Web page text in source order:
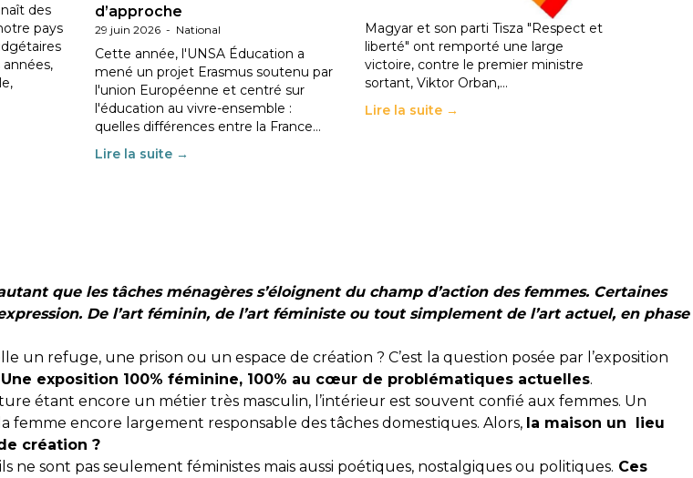
des
pays
d’approche
29 juin 2026 - National
Cette année, l'UNSA Éducation a
mené un projet Erasmus soutenu par
l'union Européenne et centré sur
l'éducation au vivre-ensemble :
quelles différences entre la France…
Lire la suite →
En Hongrie, le conservateur Peter
Magyar et son parti Tisza "Respect et
liberté" ont remporté une large
victoire, contre le premier ministre
sortant, Viktor Orban,…
Lire la suite →
que les tâches ménagères s’éloignent du champ d’action des femmes. Certaines
De l’art féminin, de l’art féministe ou tout simplement de l’art actuel, en phase
un refuge, une prison ou un espace de création ? C’est la question posée par l’exposition
Une exposition 100% féminine, 100% au cœur de problématiques actuelles.
étant encore un métier très masculin, l’intérieur est souvent confié aux femmes. Un
encore largement responsable des tâches domestiques. Alors, la maison un lieu
création ?
ne sont pas seulement féministes mais aussi poétiques, nostalgiques ou politiques. Ces